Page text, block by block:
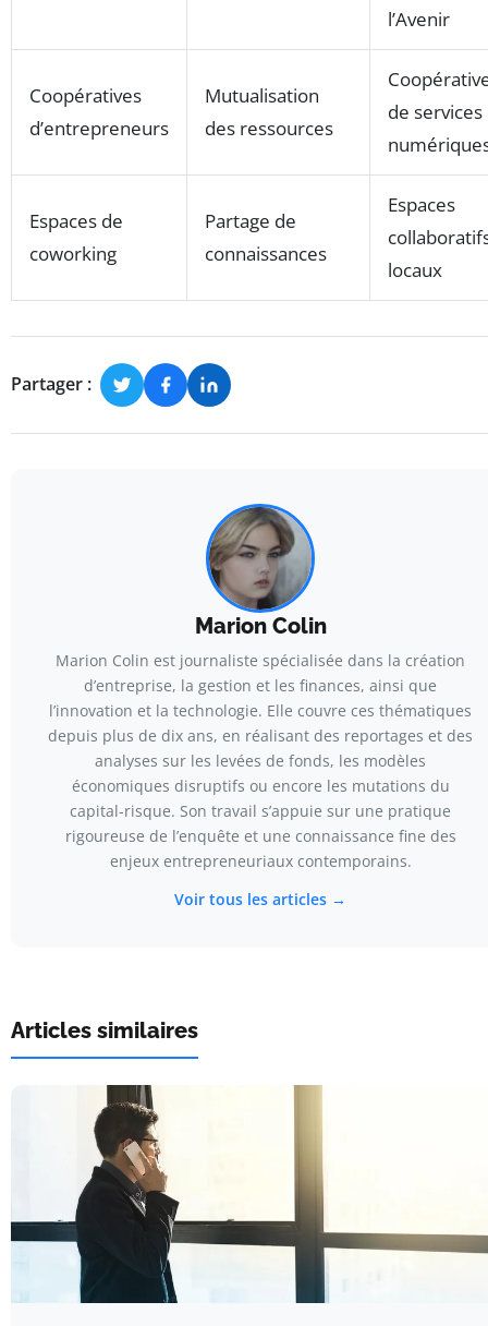
l’Avenir
Coopératives
d’entrepreneurs
Mutualisation
des ressources
de services
Espaces de
coworking
Partage de
connaissances
Espaces
locaux
Partager :
Marion Colin
Marion Colin est journaliste spécialisée dans la création
d’entreprise, la gestion et les finances, ainsi que
l’innovation et la technologie. Elle couvre ces thématiques
depuis plus de dix ans, en réalisant des reportages et des
analyses sur les levées de fonds, les modèles
économiques disruptifs ou encore les mutations du
capital-risque. Son travail s’appuie sur une pratique
rigoureuse de l’enquête et une connaissance fine des
enjeux entrepreneuriaux contemporains.
Voir tous les articles →
Articles similaires